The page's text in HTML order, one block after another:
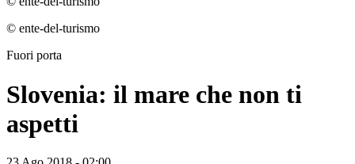
© ente-del-turismo
Fuori porta
Slovenia: il mare che non ti
aspetti